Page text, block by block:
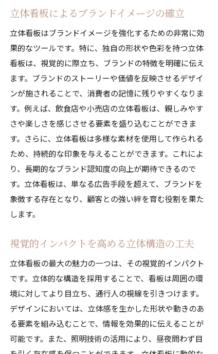
景観規制をクリアするデザイン戦略
景観に溶け込むデザインとターゲット訴求
地域住民との意見交換によるデザイン改良
環境と調和することで得られるブランド信
頼
触覚と聴覚に訴える立体看板の新しい試み
触覚に響く素材とデザインの融合
音響効果を生かした立体看板の魅力
五感に訴えるための革新技術
ユーザー体験を高めるインタラクティブデ
ザイン
ブランドイメージを引き立てる立体看板の活用
法
看板デザインでブランドストーリーを伝え
る
立体看板を使った効果的なプロモーション
ブランド価値を高めるためのデザイン戦略
企業イメージと一致する立体看板の設計
立体看板によるブランドイメージの確立
立体看板はブランドイメージを強化するための非常に効
果的なツールです。特に、独自の形状や色彩を持つ立体
看板は、視覚的に際立ち、ブランドの特徴を明確に伝え
ます。ブランドのストーリーや価値を反映させるデザイ
ンが施されることで、消費者の記憶に残りやすくなりま
す。例えば、飲食店や小売店の立体看板は、親しみやす
さや楽しさを感じさせる要素を盛り込むことができま
す。さらに、立体看板は多様な素材を使用して作られる
ため、持続的な印象を与えることができます。これによ
り、長期的なブランド認知度の向上が期待できるので
す。立体看板は、単なる広告手段を超えて、ブランドを
象徴する存在となり、顧客との強い絆を育む役割を果た
します。
視覚的インパクトを高める立体構造の工夫
立体看板の最大の魅力の一つは、その視覚的インパクト
です。立体的な構造を採用することで、看板は周囲の環
境に対してより目立ち、通行人の視線を引きつけます。
デザインにおいては、立体感を生かした形状や動きのあ
る要素を組み込むことで、情報を効果的に伝えることが
可能です。また、照明技術の活用により、昼夜問わず目